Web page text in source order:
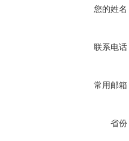
您的姓名
联系电话
常用邮箱
省份